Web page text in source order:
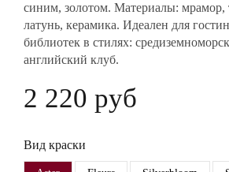
синим, золотом. Материалы: мрамор,
латунь, керамика. Идеален для
библиотек в стилях:
английский клуб.
2 220 руб
Вид краски